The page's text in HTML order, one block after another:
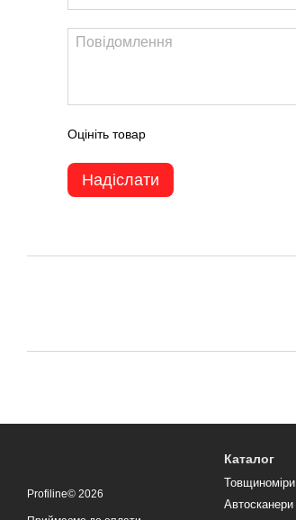
Оцініть товар
Надіслати
Profiline© 2026
Каталог
Товщиноміри
Автосканери